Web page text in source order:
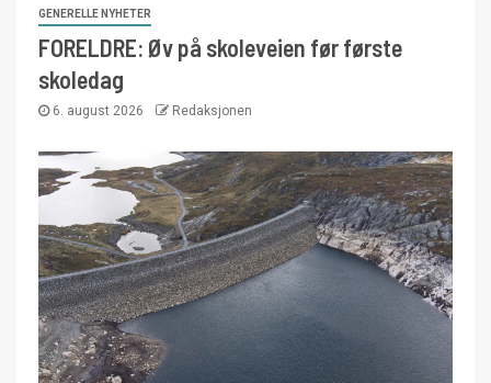
GENERELLE NYHETER
FORELDRE: Øv på skoleveien før første
skoledag
6. august 2026 Redaksjonen